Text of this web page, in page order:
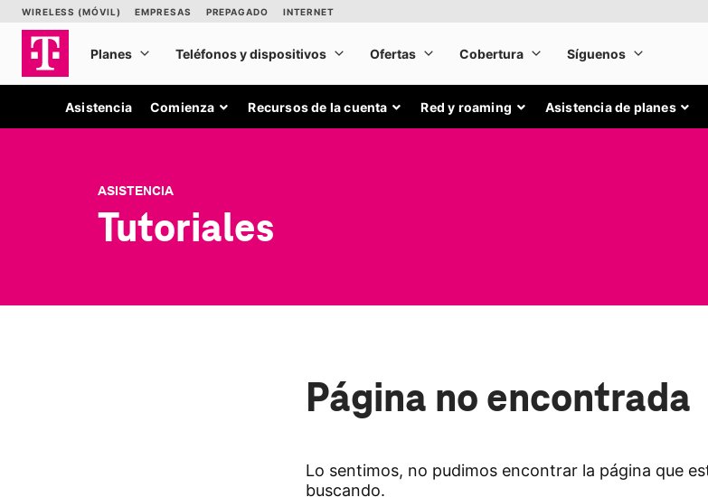
Asistencia Comienza Recursos de la cuenta Red y roaming Asistencia de planes
ASISTENCIA
Tutoriales